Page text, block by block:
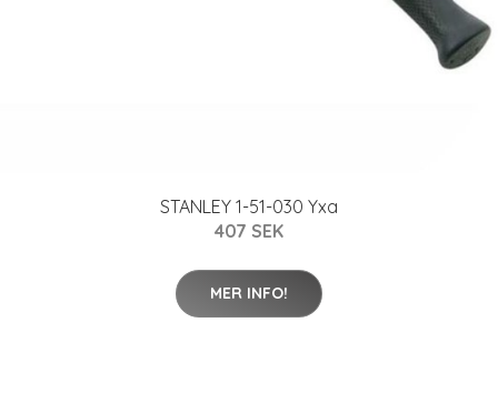
STANLEY 1-51-030 Yxa
407 SEK
MER INFO!